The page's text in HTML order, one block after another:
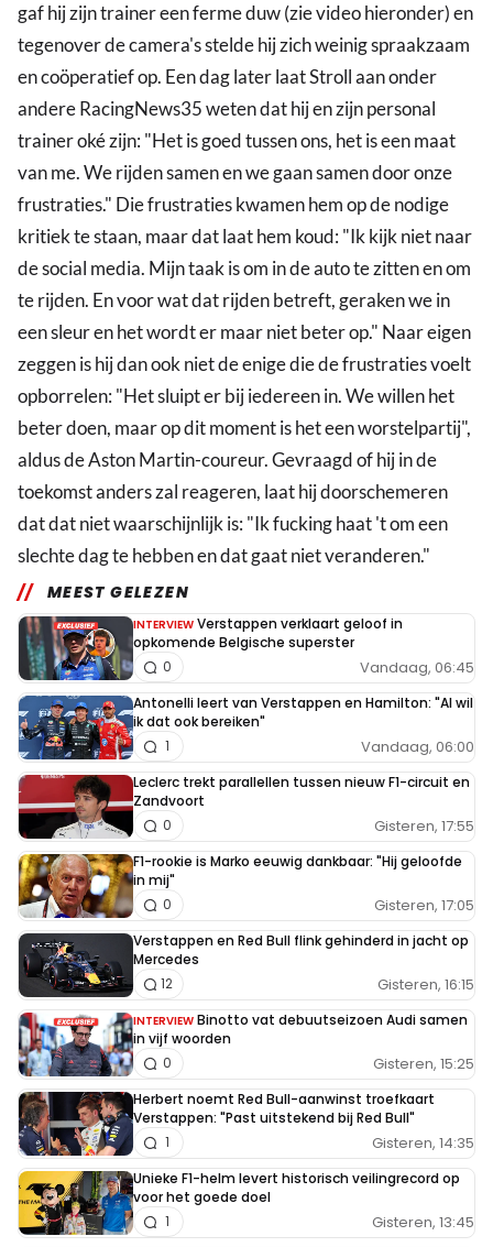
gaf hij zijn trainer een ferme duw (zie video hieronder) en
tegenover de camera's stelde hij zich weinig spraakzaam
en coöperatief op. Een dag later laat Stroll aan onder
andere RacingNews35 weten dat hij en zijn personal
trainer oké zijn: "Het is goed tussen ons, het is een maat
van me. We rijden samen en we gaan samen door onze
frustraties." Die frustraties kwamen hem op de nodige
kritiek te staan, maar dat laat hem koud: "Ik kijk niet naar
de social media. Mijn taak is om in de auto te zitten en om
te rijden. En voor wat dat rijden betreft, geraken we in
een sleur en het wordt er maar niet beter op." Naar eigen
zeggen is hij dan ook niet de enige die de frustraties voelt
opborrelen: "Het sluipt er bij iedereen in. We willen het
beter doen, maar op dit moment is het een worstelpartij",
aldus de Aston Martin-coureur. Gevraagd of hij in de
toekomst anders zal reageren, laat hij doorschemeren
dat dat niet waarschijnlijk is: "Ik fucking haat 't om een
slechte dag te hebben en dat gaat niet veranderen."
MEEST GELEZEN
INTERVIEW Verstappen verklaart geloof in
opkomende Belgische superster
Vandaag, 06:45
0
Antonelli leert van Verstappen en Hamilton: "Al wil
ik dat ook bereiken"
Vandaag, 06:00
1
Leclerc trekt parallellen tussen nieuw F1-circuit en
Zandvoort
Gisteren, 17:55
0
F1-rookie is Marko eeuwig dankbaar: "Hij geloofde
in mij"
Gisteren, 17:05
0
Verstappen en Red Bull flink gehinderd in jacht op
Mercedes
Gisteren, 16:15
12
INTERVIEW Binotto vat debuutseizoen Audi samen
in vijf woorden
Gisteren, 15:25
0
Herbert noemt Red Bull-aanwinst troefkaart
Verstappen: "Past uitstekend bij Red Bull"
Gisteren, 14:35
1
Unieke F1-helm levert historisch veilingrecord op
voor het goede doel
Gisteren, 13:45
1